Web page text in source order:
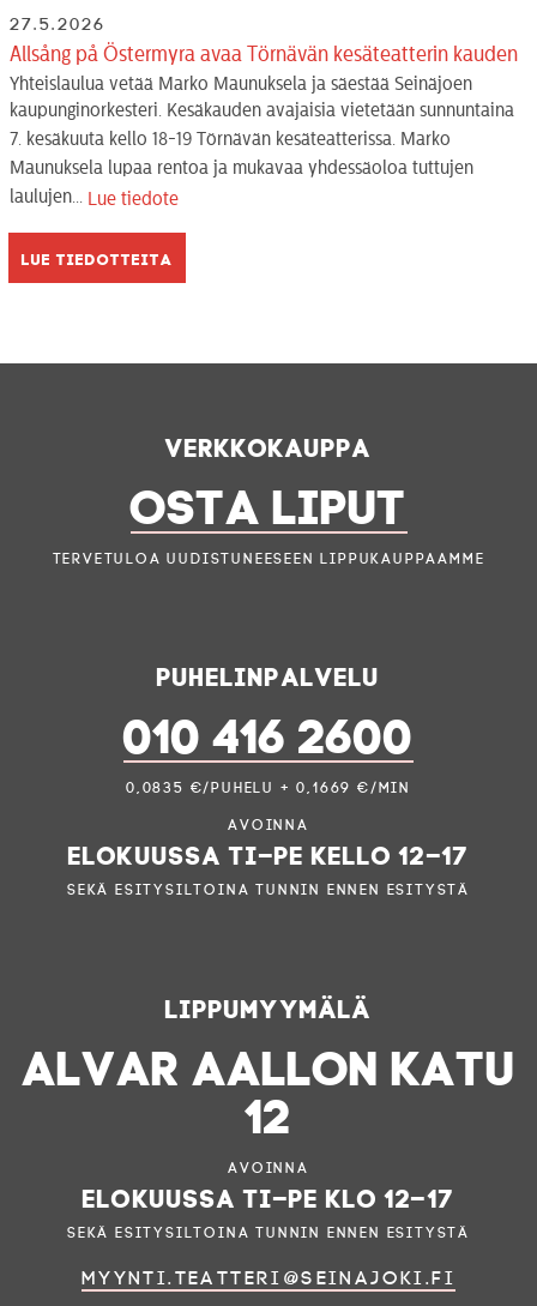
27.5.2026
Allsång på Östermyra avaa Törnävän kesäteatterin kauden
Yhteislaulua vetää Marko Maunuksela ja säestää Seinäjoen
kaupunginorkesteri. Kesäkauden avajaisia vietetään sunnuntaina
7. kesäkuuta kello 18-19 Törnävän kesäteatterissa. Marko
Maunuksela lupaa rentoa ja mukavaa yhdessäoloa tuttujen
laulujen... Lue tiedote
Lue tiedotteita
Verkkokauppa
OSTA LIPUT
Tervetuloa uudistuneeseen lippukauppaamme
Puhelinpalvelu
010 416 2600
0,0835 €/puhelu + 0,1669 €/min
Avoinna
elokuussa ti–pe kello 12–17
sekä esitysiltoina tunnin ennen esitystä
Lippumyymälä
ALVAR AALLON KATU
12
Avoinna
elokuussa ti–pe klo 12–17
sekä esitysiltoina tunnin ennen esitystä
myynti.teatteri@seinajoki.fi